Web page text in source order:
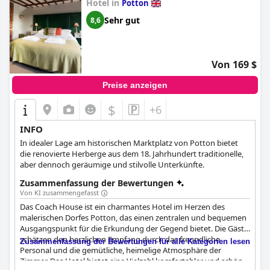
Das Kingfisher ist auch für seine hundefreundlichen
Einrichtungen bekannt und bietet Annehmlichkeiten wie Betten
und Näpfe sowie Zugang zu verschiedenen Hotelbereichen für
Haustiere. Dieses Engagement für die Unterbringung von
Hunden trägt zum insgesamt positiven Gästeerlebnis bei, trotz
gelegentlichem Feedback zur Aufmerksamkeit des Personals,
wenn es nicht Teil einer Hochzeitsgesellschaft ist.
Insgesamt wird
die komfortablen Unterkünfte und den exzellenten Service
gelobt, was es zu einer bevorzugten Wahl für viele Reisende
macht, die einen ruhigen und einladenden Zufluchtsort suchen.
was es zu einer großartigen Option macht, die die zusätzlichen
Ausgaben wert ist.
Hotel in Potton
8,6 Sehr gut
Von 169 $
Preise anzeigen
$ +6
INFO
In idealer Lage am historischen Marktplatz von Potton bietet
die renovierte Herberge aus dem 18. Jahrhundert traditionelle,
aber dennoch geräumige und stilvolle Unterkünfte.
Zusammenfassung der Bewertungen
Von KI zusammengefasst
Das Coach House ist ein charmantes Hotel im Herzen des
malerischen Dorfes Potton, das einen zentralen und bequemen
Ausgangspunkt für die Erkundung der Gegend bietet. Die Gäste
schätzen den herzlichen Empfang durch das freundliche
Personal und die gemütliche, heimelige Atmosphäre der
Zimmer. Das Hotel bietet eine Vielzahl komfortabler und schön
Zusammenfassung der Bewertungen für alle Kategorien lesen